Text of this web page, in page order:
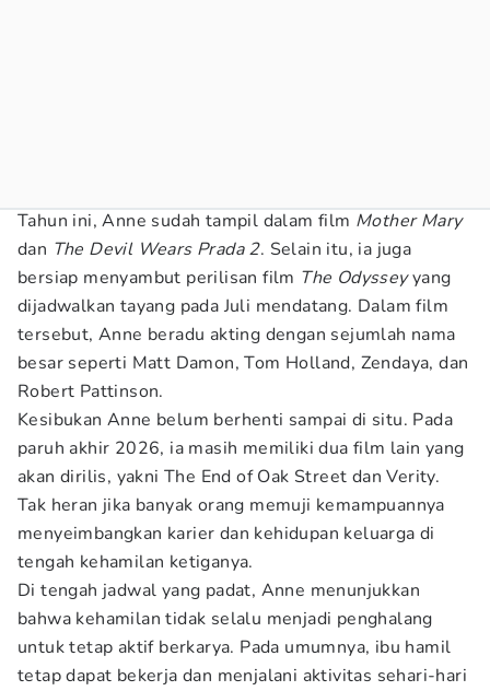
Tahun ini, Anne sudah tampil dalam film Mother Mary
dan The Devil Wears Prada 2. Selain itu, ia juga
bersiap menyambut perilisan film The Odysseyyang
dijadwalkan tayang pada Juli mendatang. Dalam film
tersebut, Anne beradu akting dengan sejumlah nama
besar seperti Matt Damon, Tom Holland, Zendaya, dan
Robert Pattinson.
Kesibukan Anne belum berhenti sampai di situ. Pada
paruh akhir 2026, ia masih memiliki dua film lain yang
akan dirilis, yakni The End of Oak Street dan Verity.
Tak heran jika banyak orang memuji kemampuannya
menyeimbangkan karier dan kehidupan keluarga di
tengah kehamilan ketiganya.
Di tengah jadwal yang padat, Anne menunjukkan
bahwa kehamilan tidak selalu menjadi penghalang
untuk tetap aktif berkarya. Pada umumnya, ibu hamil
tetap dapat bekerja dan menjalani aktivitas sehari-hari